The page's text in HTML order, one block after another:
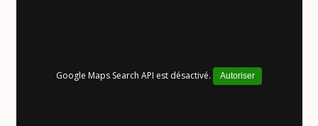
Google Maps Search API est désactivé. Autoriser